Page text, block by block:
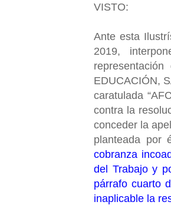
VISTO:
Ante esta
2019,
EDUCACIÓN,
caratulada
contra la
conceder la
planteada por
cobranza
del Trabajo y
párrafo cuarto
inaplicable la